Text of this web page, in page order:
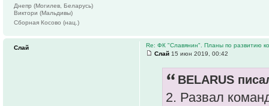
Днепр (Могилев, Беларусь)
Виктори (Мальдивы)
Сборная Косово (нац.)
Re: ФК "Славянин". Планы по развитию
Слай 15 июн 2019, 00:42
BELARUS
2. Развал
Слай